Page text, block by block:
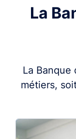
La
La Banque
métiers,